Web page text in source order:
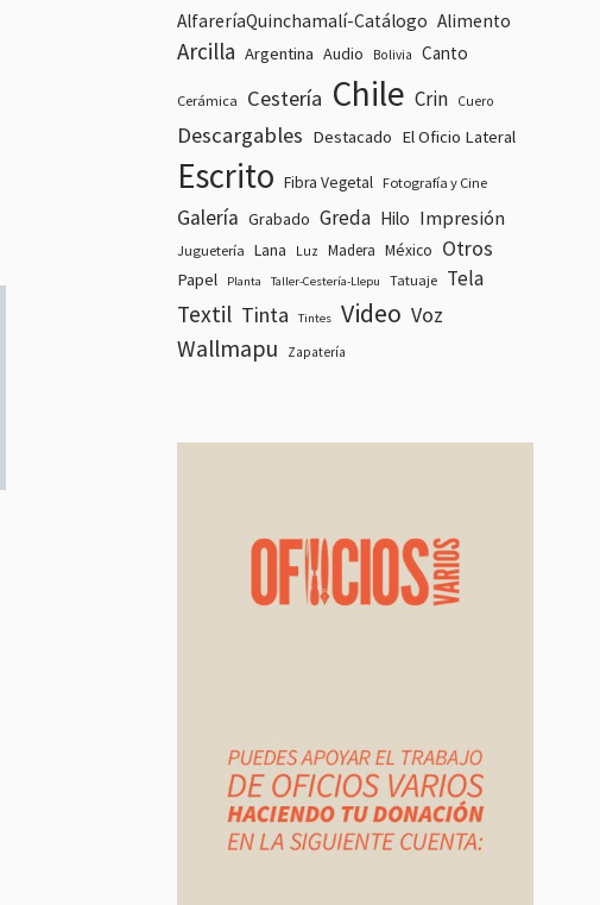
AlfareríaQuinchamalí-Catálogo Alimento
Arcilla Argentina Audio Bolivia Canto
Cerámica Cestería Chile Crin Cuero
Descargables Destacado El Oficio Lateral
Escrito Fibra Vegetal Fotografía y Cine
Galería Grabado Greda Hilo Impresión
Juguetería Lana Luz Madera México Otros
Papel Planta Taller-Cestería-Llepu Tatuaje Tela
Textil Tinta Tintes Video Voz
Wallmapu Zapatería